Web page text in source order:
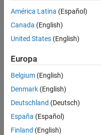
América Latina (Español)
Canada (English)
United States (English)
Europa
Belgium (English)
Denmark (English)
Deutschland (Deutsch)
España (Español)
Finland (English)
Centro de confianza
Política de privacidad
Información de contacto
© 1994-2026 The